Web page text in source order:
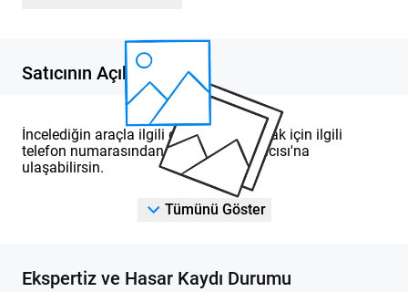
Satıcının Açıklaması
İncelediğin araçla ilgili detaylı bilgi almak için ilgili
telefon numarasından DOD Yetkili Satıcısı'na
ulaşabilirsin.
Tümünü Göster
Ekspertiz ve Hasar Kaydı Durumu